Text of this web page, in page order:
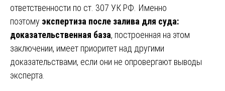
ответственности по ст. 307 УК РФ. Именно
поэтому экспертиза после залива для суда:
доказательственная база, построенная на этом
заключении, имеет приоритет над другими
доказательствами, если они не опровергают выводы
эксперта.